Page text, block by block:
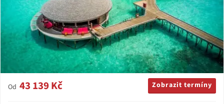
Od 43 139 Kč Zobrazit termíny